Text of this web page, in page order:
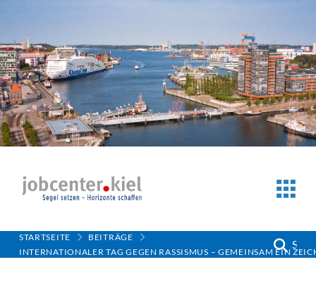
STARTSEITE
BEITRÄGE
INTERNATIONALER TAG GEGEN RASSISMUS – GEMEINSAM EIN